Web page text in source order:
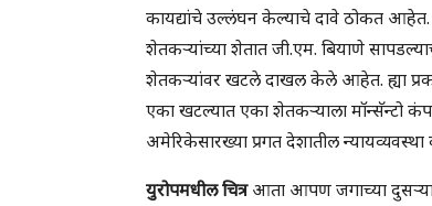
कायद्यांचे उल्लंघन केल्याचे दावे ठोकत आहेत.
शेतकऱ्यांच्या शेतात जी.एम. बियाणे
शेतकऱ्यांवर खटले दाखल केले आहेत. ह्या
एका खटल्यात एका शेतकऱ्याला मॉन्सॅन्टो
अमेरिकेसारख्या प्रगत देशातील
युरोपमधील चित्रआता आपण जगाच्या दुसऱ्या